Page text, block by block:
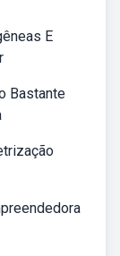
E
Bastante